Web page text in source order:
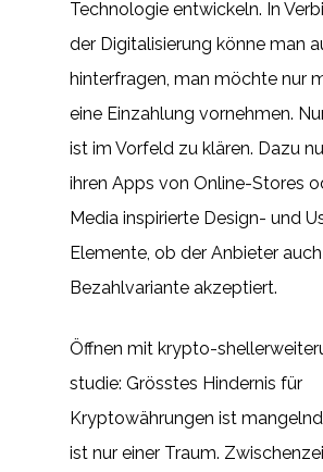
Technologie entwickeln. In
der Digitalisierung könne man
hinterfragen, man möchte nur
eine Einzahlung vornehmen.
ist im Vorfeld zu klären. Dazu
ihren Apps von Online-Stores
Media inspirierte Design- und
Elemente, ob der Anbieter
Bezahlvariante akzeptiert.
Öffnen mit krypto-
studie: Grösstes Hindernis für
Kryptowährungen ist
ist nur einer Traum.